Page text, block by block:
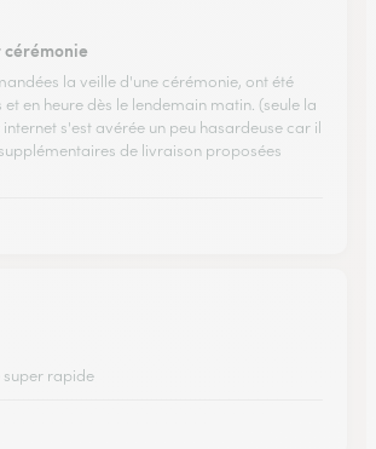
cérémonie
la veille d'une cérémonie, ont été
et en heure dès le lendemain matin. (seule la
s'est avérée un peu hasardeuse car il
de livraison proposées
super rapide